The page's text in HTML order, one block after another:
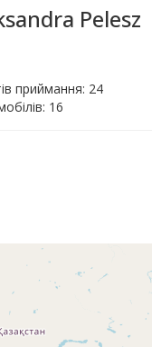
Pelesz
приймання: 24
16